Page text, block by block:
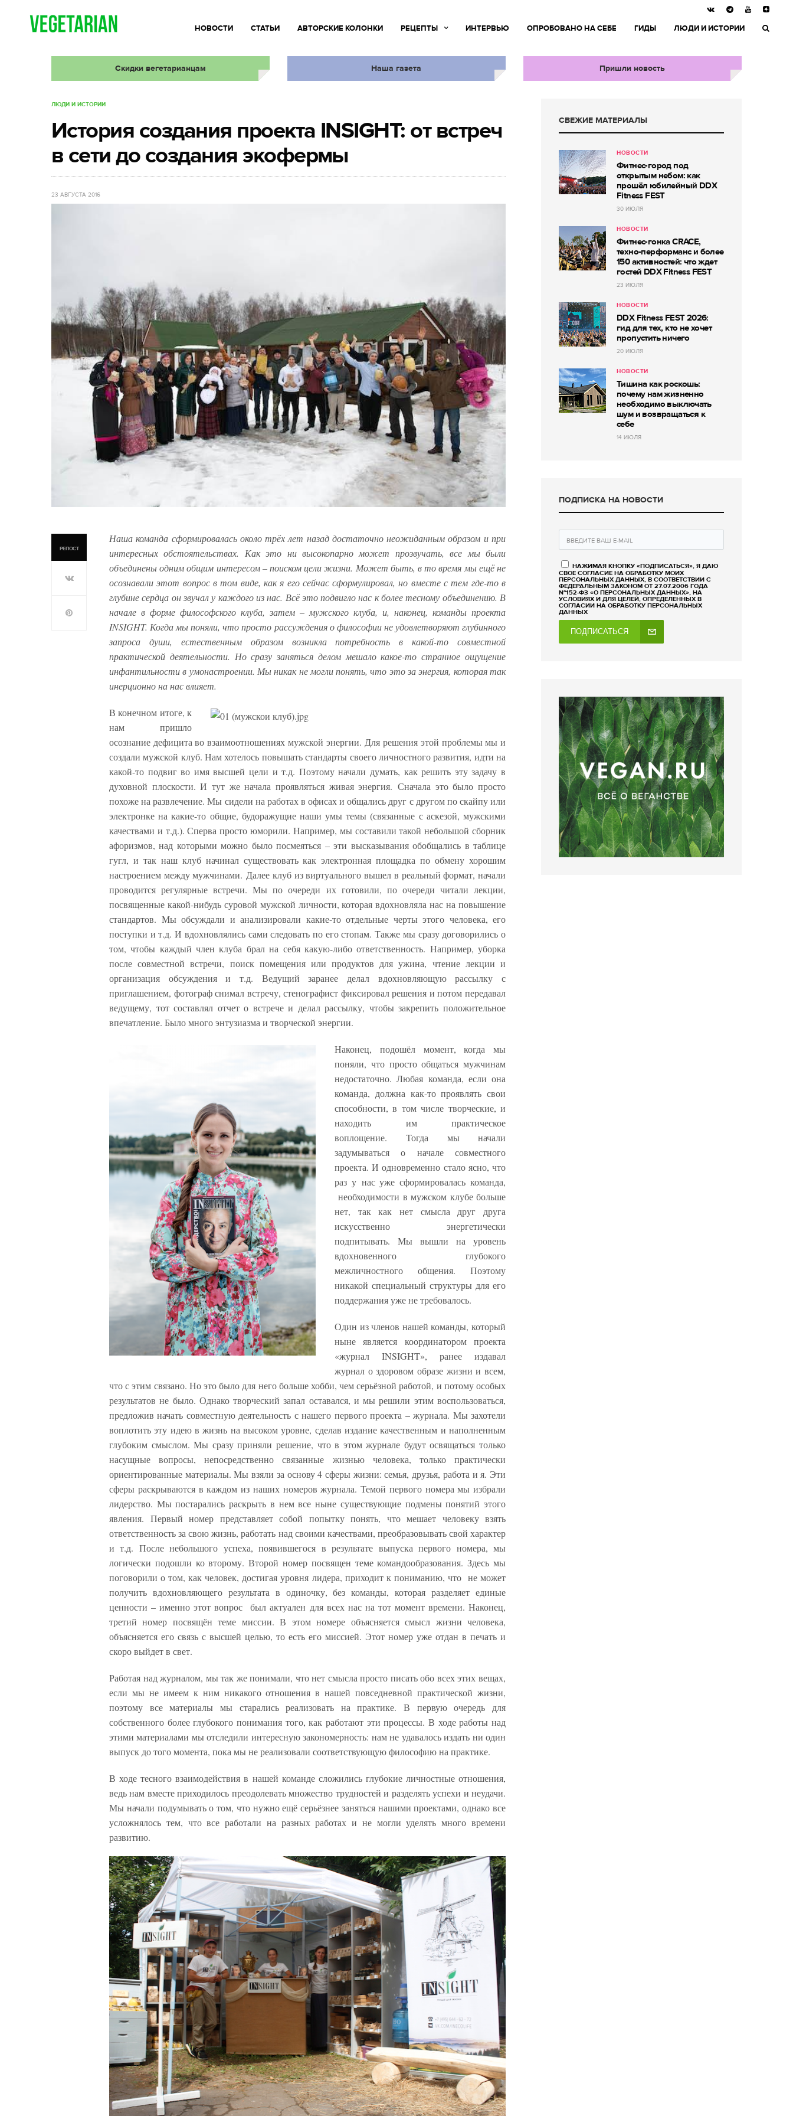
НОВОСТИ СТАТЬИ АВТОРСКИЕ КОЛОНКИ РЕЦЕПТЫ ИНТЕРВЬЮ ОПРОБОВАНО НА СЕБЕ ГИДЫ ЛЮДИ И ИСТОРИИ
Скидки вегетарианцам Наша газета Пришли новость
ЛЮДИ И ИСТОРИИ
История создания проекта INSIGHT: от встреч
в сети до создания экофермы
23 АВГУСТА 2016
РЕПОСТ
Наша команда сформировалась около трёх лет назад достаточно неожиданным образом и при
интересных обстоятельствах. Как это ни высокопарно может прозвучать, все мы были
объединены одним общим интересом – поиском цели жизни. Может быть, в то время мы ещё не
осознавали этот вопрос в том виде, как я его сейчас сформулировал, но вместе с тем где-то в
глубине сердца он звучал у каждого из нас. Всё это подвигло нас к более тесному объединению. В
начале в форме философского клуба, затем – мужского клуба, и, наконец, команды проекта
INSIGHT. Когда мы поняли, что просто рассуждения о философии не удовлетворяют глубинного
запроса души, естественным образом возникла потребность в какой-то совместной
практической деятельности. Но сразу заняться делом мешало какое-то странное ощущение
инфантильности в умонастроении. Мы никак не могли понять, что это за энергия, которая так
инерционно на нас влияет.
В конечном итоге, к
нам пришло
осознание дефицита во взаимоотношениях мужской энергии. Для решения этой проблемы мы и
создали мужской клуб. Нам хотелось повышать стандарты своего личностного развития, идти на
какой-то подвиг во имя высшей цели и т.д. Поэтому начали думать, как решить эту задачу в
духовной плоскости. И тут же начала проявляться живая энергия. Сначала это было просто
похоже на развлечение. Мы сидели на работах в офисах и общались друг с другом по скайпу или
электронке на какие-то общие, будоражущие наши умы темы (связанные с аскезой, мужскими
качествами и т.д.). Сперва просто юморили. Например, мы составили такой небольшой сборник
афоризмов, над которыми можно было посмеяться – эти высказывания обобщались в таблице
гугл, и так наш клуб начинал существовать как электронная площадка по обмену хорошим
настроением между мужчинами. Далее клуб из виртуального вышел в реальный формат, начали
проводится регулярные встречи. Мы по очереди их готовили, по очереди читали лекции,
посвященные какой-нибудь суровой мужской личности, которая вдохновляла нас на повышение
стандартов. Мы обсуждали и анализировали какие-то отдельные черты этого человека, его
поступки и т.д. И вдохновлялись сами следовать по его стопам. Также мы сразу договорились о
том, чтобы каждый член клуба брал на себя какую-либо ответственность. Например, уборка
после совместной встречи, поиск помещения или продуктов для ужина, чтение лекции и
организация обсуждения и т.д. Ведущий заранее делал вдохновляющую рассылку с
приглашением, фотограф снимал встречу, стенографист фиксировал решения и потом передавал
ведущему, тот составлял отчет о встрече и делал рассылку, чтобы закрепить положительное
впечатление. Было много энтузиазма и творческой энергии.
Наконец, подошёл момент, когда мы
поняли, что просто общаться мужчинам
недостаточно. Любая команда, если она
команда, должна как-то проявлять свои
способности, в том числе творческие, и
находить им практическое
воплощение. Тогда мы начали
задумываться о начале совместного
проекта. И одновременно стало ясно, что
раз у нас уже сформировалась команда,
необходимости в мужском клубе больше
нет, так как нет смысла друг друга
искусственно энергетически
подпитывать. Мы вышли на уровень
вдохновенного глубокого
межличностного общения. Поэтому
никакой специальный структуры для его
поддержания уже не требовалось.
Один из членов нашей команды, который
ныне является координатором проекта
«журнал INSIGHT», ранее издавал
журнал о здоровом образе жизни и всем,
что с этим связано. Но это было для него больше хобби, чем серьёзной работой, и потому особых
результатов не было. Однако творческий запал оставался, и мы решили этим воспользоваться,
предложив начать совместную деятельность с нашего первого проекта – журнала. Мы захотели
воплотить эту идею в жизнь на высоком уровне, сделав издание качественным и наполненным
глубоким смыслом. Мы сразу приняли решение, что в этом журнале будут освящаться только
насущные вопросы, непосредственно связанные жизнью человека, только практически
ориентированные материалы. Мы взяли за основу 4 сферы жизни: семья, друзья, работа и я. Эти
сферы раскрываются в каждом из наших номеров журнала. Темой первого номера мы избрали
лидерство. Мы постарались раскрыть в нем все ныне существующие подмены понятий этого
явления. Первый номер представляет собой попытку понять, что мешает человеку взять
ответственность за свою жизнь, работать над своими качествами, преобразовывать свой характер
и т.д. После небольшого успеха, появившегося в результате выпуска первого номера, мы
логически подошли ко второму. Второй номер посвящен теме командообразования. Здесь мы
поговорили о том, как человек, достигая уровня лидера, приходит к пониманию, что не может
получить вдохновляющего результата в одиночку, без команды, которая разделяет единые
ценности – именно этот вопрос был актуален для всех нас на тот момент времени. Наконец,
третий номер посвящён теме миссии. В этом номере объясняется смысл жизни человека,
объясняется его связь с высшей целью, то есть его миссией. Этот номер уже отдан в печать и
скоро выйдет в свет.
Работая над журналом, мы так же понимали, что нет смысла просто писать обо всех этих вещах,
если мы не имеем к ним никакого отношения в нашей повседневной практической жизни,
поэтому все материалы мы старались реализовать на практике. В первую очередь для
собственного более глубокого понимания того, как работают эти процессы. В ходе работы над
этими материалами мы отследили интересную закономерность: нам не удавалось издать ни один
выпуск до того момента, пока мы не реализовали соответствующую философию на практике.
В ходе тесного взаимодействия в нашей команде сложились глубокие личностные отношения,
ведь нам вместе приходилось преодолевать множество трудностей и разделять успехи и неудачи.
Мы начали подумывать о том, что нужно ещё серьёзнее заняться нашими проектами, однако все
усложнялось тем, что все работали на разных работах и не могли уделять много времени
развитию.
СВЕЖИЕ МАТЕРИАЛЫ
НОВОСТИ
Фитнес-город под
открытым небом: как
прошёл юбилейный DDX
Fitness FEST
30 ИЮЛЯ
НОВОСТИ
Фитнес-гонка CRACE,
техно-перформанс и более
150 активностей: что ждет
гостей DDX Fitness FEST
23 ИЮЛЯ
НОВОСТИ
DDX Fitness FEST 2026:
гид для тех, кто не хочет
пропустить ничего
20 ИЮЛЯ
НОВОСТИ
Тишина как роскошь:
почему нам жизненно
необходимо выключать
шум и возвращаться к
себе
14 ИЮЛЯ
ПОДПИСКА НА НОВОСТИ
НАЖИМАЯ КНОПКУ «ПОДПИСАТЬСЯ», Я ДАЮ
СВОЕ СОГЛАСИЕ НА ОБРАБОТКУ МОИХ
ПЕРСОНАЛЬНЫХ ДАННЫХ, В СООТВЕТСТВИИ С
ФЕДЕРАЛЬНЫМ ЗАКОНОМ ОТ 27.07.2006 ГОДА
№152-ФЗ «О ПЕРСОНАЛЬНЫХ ДАННЫХ», НА
УСЛОВИЯХ И ДЛЯ ЦЕЛЕЙ, ОПРЕДЕЛЕННЫХ В
СОГЛАСИИ НА ОБРАБОТКУ ПЕРСОНАЛЬНЫХ
ДАННЫХ
ПОДПИСАТЬСЯ